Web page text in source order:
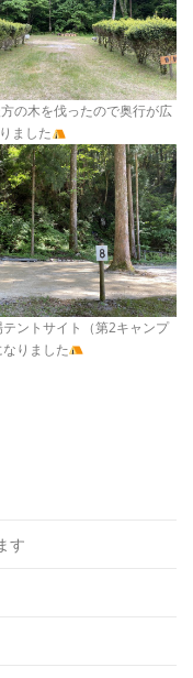
の木を伐ったので奥行が広
ました
ントサイト（第2キャンプ
りました
す